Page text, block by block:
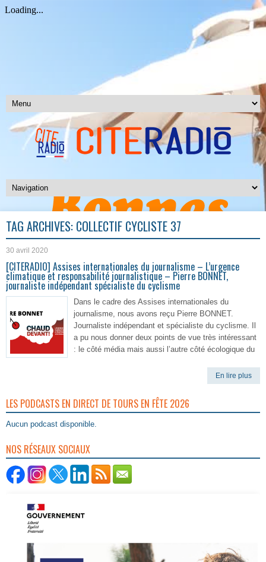
TAG ARCHIVES: COLLECTIF CYCLISTE 37
30 avril 2020
[CITERADIO] Assises internationales du journalisme – L’urgence
climatique et responsabilité journalistique – Pierre BONNET,
journaliste indépendant spécialiste du cyclisme
Dans le cadre des Assises internationales du
journalisme, nous avons reçu Pierre BONNET.
Journaliste indépendant et spécialiste du cyclisme. Il
a pu nous donner deux points de vue très intéressant
: le côté média mais aussi l’autre côté écologique du
En lire plus
LES PODCASTS EN DIRECT DE TOURS EN FÊTE 2026
Aucun podcast disponible.
NOS RÉSEAUX SOCIAUX